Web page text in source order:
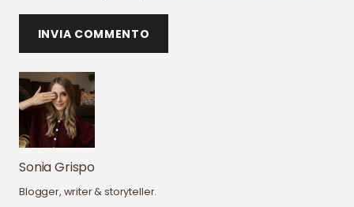
INVIA COMMENTO
Sonia Grispo
Blogger, writer & storyteller.